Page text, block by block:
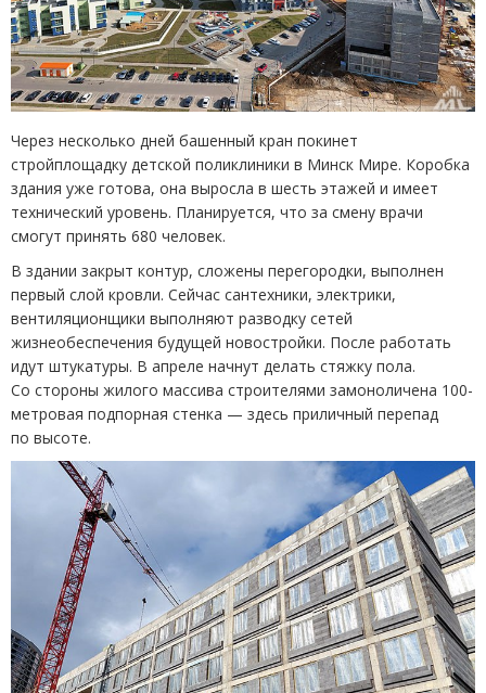
Через несколько дней башенный кран покинет
стройплощадку детской поликлиники в Минск Мире. Коробка
здания уже готова, она выросла в шесть этажей и имеет
технический уровень. Планируется, что за смену врачи
смогут принять 680 человек.
В здании закрыт контур, сложены перегородки, выполнен
первый слой кровли. Сейчас сантехники, электрики,
вентиляционщики выполняют разводку сетей
жизнеобеспечения будущей новостройки. После работать
идут штукатуры. В апреле начнут делать стяжку пола.
Со стороны жилого массива строителями замоноличена 100-
метровая подпорная стенка — здесь приличный перепад
по высоте.